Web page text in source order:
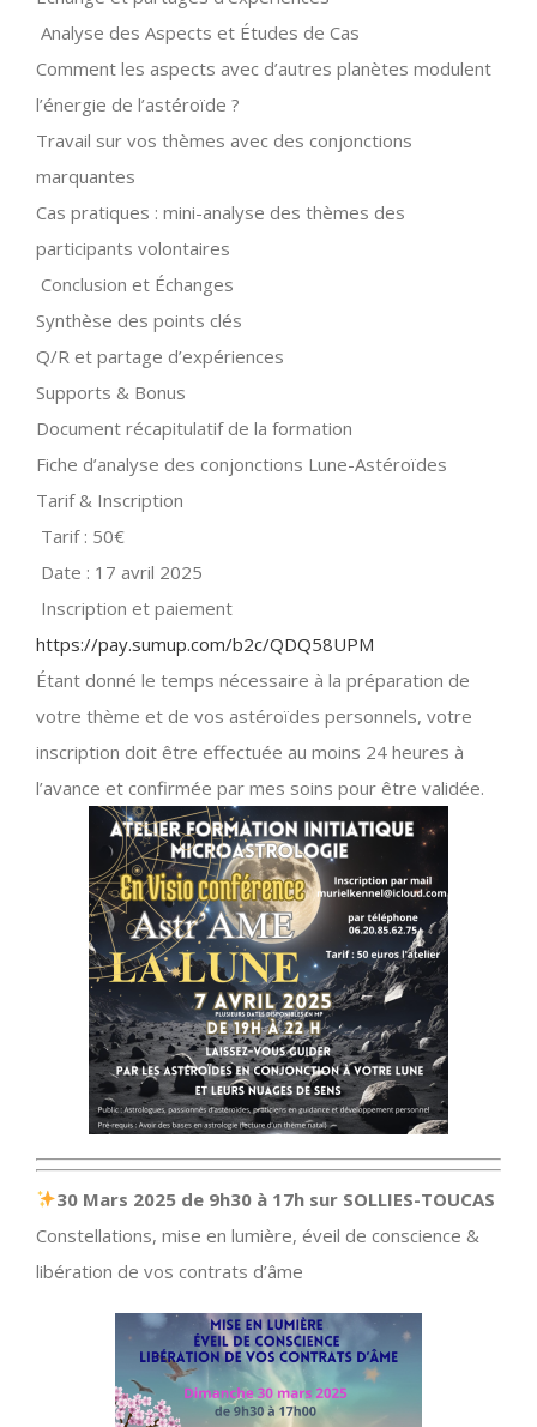
Analyse des Aspects et Études de Cas
Comment les aspects avec d’autres planètes modulent
l’énergie de l’astéroïde ?
Travail sur vos thèmes avec des conjonctions
marquantes
Cas pratiques : mini-analyse des thèmes des
participants volontaires
Conclusion et Échanges
Synthèse des points clés
Q/R et partage d’expériences
Supports & Bonus
Document récapitulatif de la formation
Fiche d’analyse des conjonctions Lune-Astéroïdes
Tarif & Inscription
Tarif : 50€
Date : 17 avril 2025
Inscription et paiement
https://pay.sumup.com/b2c/QDQ58UPM
Étant donné le temps nécessaire à la préparation de
votre thème et de vos astéroïdes personnels, votre
inscription doit être effectuée au moins 24 heures à
l’avance et confirmée par mes soins pour être validée.
30 Mars 2025 de 9h30 à 17h sur SOLLIES-TOUCAS
Constellations, mise en lumière, éveil de conscience &
libération de vos contrats d’âme